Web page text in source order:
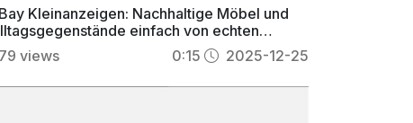
Kleinanzeigen: Nachhaltige Möbel und
einfach von echten
kaufen
views 0:15 2025-12-25